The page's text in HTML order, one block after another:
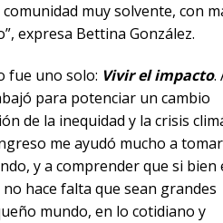
muy solvente, con
expresa Bettina González.
fue uno solo: Vivir el impacto.
para potenciar un cambio
la inequidad y la crisis
a tomar conciencia de lo
a gritos que hagamos
mi pequeño mundo, en lo
me mostró que hay mucha